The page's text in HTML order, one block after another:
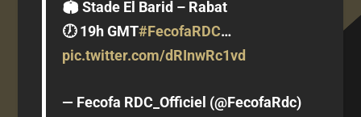
🏟️ Stade El Barid – Rabat
🕖 19h GMT#FecofaRDC…
pic.twitter.com/dRInwRc1vd
— Fecofa RDC_Officiel (@FecofaRdc)